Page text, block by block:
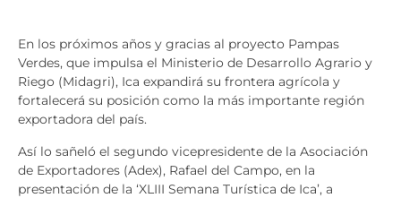
En los próximos años y gracias al proyecto Pampas
Verdes, que impulsa el Ministerio de Desarrollo Agrario y
Riego (Midagri), Ica expandirá su frontera agrícola y
fortalecerá su posición como la más importante región
exportadora del país.
Así lo sañeló el segundo vicepresidente de la Asociación
de Exportadores (Adex), Rafael del Campo, en la
presentación de la ‘XLIII Semana Turística de Ica’, a